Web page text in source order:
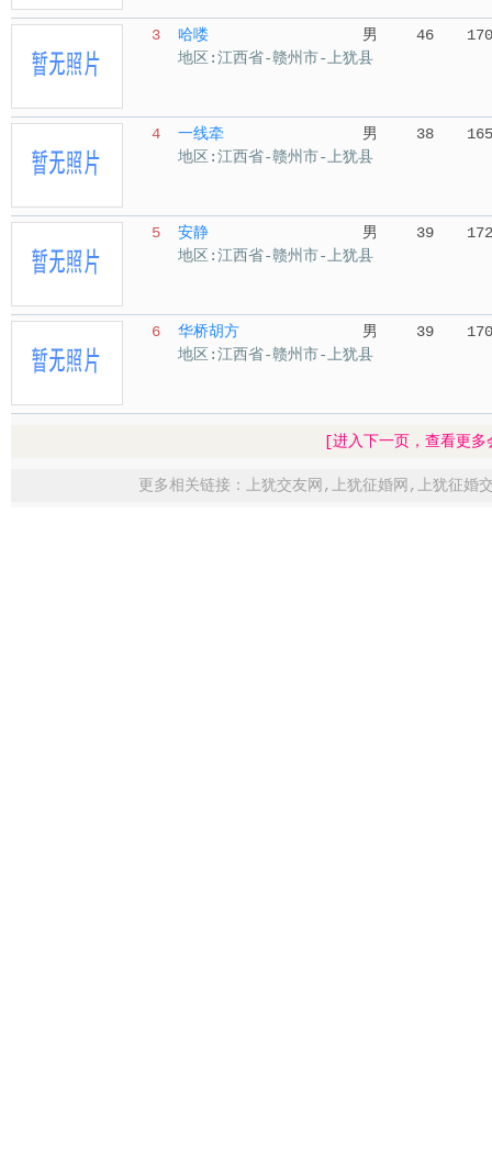
3 哈喽 男 46
170
地区:江西省-赣州市-上犹县
4 一线牵 男 38
165
地区:江西省-赣州市-上犹县
5 安静 男 39
172
地区:江西省-赣州市-上犹县
6 华桥胡方 男 39
170
地区:江西省-赣州市-上犹县
[进入下一页，查看更
更多相关链接： 上犹交友网 , 上犹征婚网 , 上犹征婚